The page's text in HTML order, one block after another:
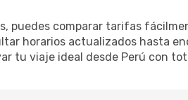
puedes comparar tarifas
horarios actualizados hasta
tu viaje ideal desde Perú con